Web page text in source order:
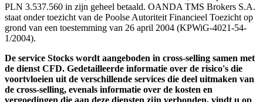
PLN 3.537.560 in zijn geheel betaald. OANDA TMS Brokers S.A.
staat onder toezicht van de Poolse Autoriteit Financieel Toezicht op
grond van een toestemming van 26 april 2004 (KPWiG-4021-54-
1/2004).
De service Stocks wordt aangeboden in cross-selling samen met
de dienst CFD. Gedetailleerde informatie over de risico's die
voortvloeien uit de verschillende services die deel uitmaken van
de cross-selling, evenals informatie over de kosten en
vergoedingen die aan deze diensten zijn verbonden, vindt u op